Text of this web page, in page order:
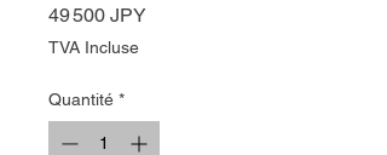
49 500 JPYPrix
TVA Incluse
Quantité *